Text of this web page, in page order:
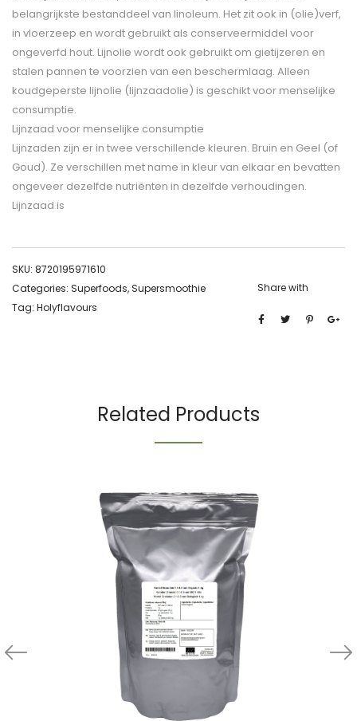
belangrijkste bestanddeel van linoleum. Het zit ook in (olie)verf,
in vloerzeep en wordt gebruikt als conserveermiddel voor
ongeverfd hout. Lijnolie wordt ook gebruikt om gietijzeren en
stalen pannen te voorzien van een beschermlaag. Alleen
koudgeperste lijnolie (lijnzaadolie) is geschikt voor menselijke
consumptie.
Lijnzaad voor menselijke consumptie
Lijnzaden zijn er in twee verschillende kleuren. Bruin en Geel (of
Goud). Ze verschillen met name in kleur van elkaar en bevatten
ongeveer dezelfde nutriënten in dezelfde verhoudingen.
Lijnzaad is
SKU: 8720195971610
Categories: Superfoods, Supersmoothie
Tag: Holyflavours
Share with
Related Products